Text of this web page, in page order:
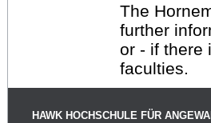
The
further
or - if there
faculties.
HAWK HOCHSCHULE FÜR